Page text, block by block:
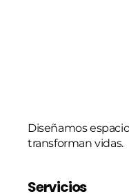
Diseñamos
transforman vidas.
Servicios